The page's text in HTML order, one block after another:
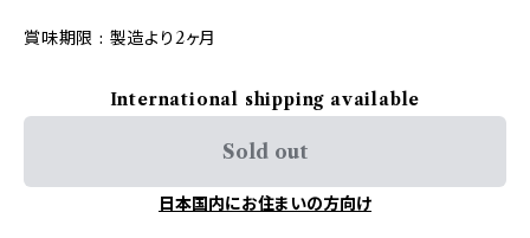
賞味期限 : 製造より2ヶ月
International shipping available
Sold out
日本国内にお住まいの方向け